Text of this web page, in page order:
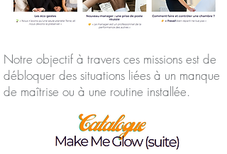
Notre objectif à travers ces missions est de
débloquer des situations liées à un manque
de maîtrise ou à une routine installée.